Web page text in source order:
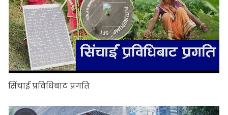
सिंचाई प्रविधिबाट प्रगति